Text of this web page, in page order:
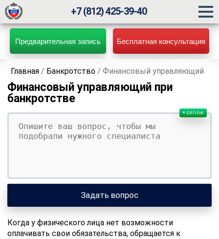
Предварительная запись Бесплатная консультация
+7 (812) 425-39-40
Главная / Банкротство /Финансовый управляющий
Финансовый управляющий при
банкротстве
Ваш вопрос
Ваше имя
Ваши контакты
online
Задать вопрос
Когда у физического лица нет возможности
оплачивать свои обязательства, обращается к